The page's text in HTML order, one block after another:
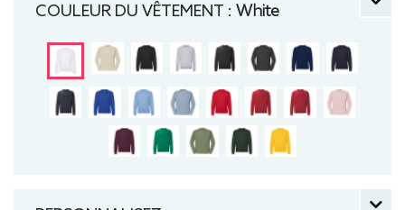
COULEUR DU VÊTEMENT : White